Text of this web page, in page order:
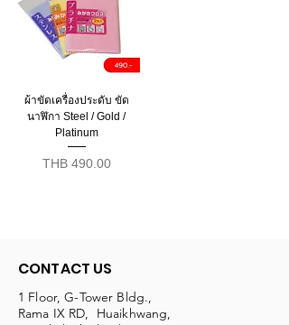
ผ้าขัดเครื่องประดับ ขัด
นาฬิกา Steel / Gold /
Platinum
Price
THB 490.00
CONTACT US
1 Floor, G-Tower Bldg.,
Rama IX RD, Huaikhwang,